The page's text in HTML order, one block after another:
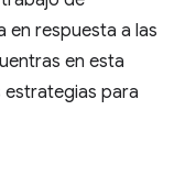
en respuesta a las
en esta
para